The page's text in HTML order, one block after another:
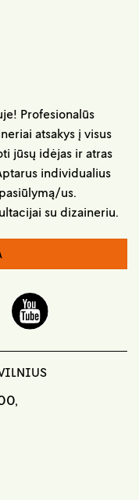
Profesionalūs
atsakys į visus
jūsų idėjas ir atras
individualius
us.
su dizaineriu.